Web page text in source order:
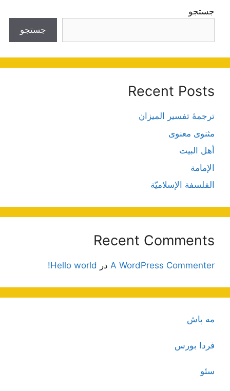
جستجو
جستجو
Recent Posts
ترجمۀ تفسیر المیزان
مثنوی معنوی
أهل البيت
الإمامة
الفلسفة الإسلاميّة
Recent Comments
A WordPress Commenter در Hello world!
مه پاش
فردا بورس
سئو